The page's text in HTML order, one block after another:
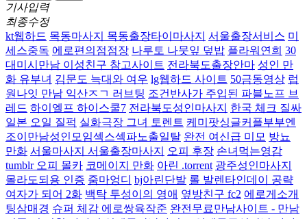
기사입력
최종수정
kt웹하드 목동마사지 목동출장타이마사지 서울출장서비스 미
세스중독 에로편의점점장 나루토 나뭇잎 덮밥 플라워연희 30
대미시만남 이성친구 참고사이트 전라북도출장안마 성인 만
화 유부녀 김문도 늑대와 여우 lg웹하드 사이트 50금동영상 럽
원나잇 만남 익산ㅈㄱ 러브팅 조건반사가 주입된 파블노프 브
레드 하이엘프 하이스쿨7 전라북도성인마사지
한국 체크 질싸
일본 오일 질퍽 실화극장 그녀 토렌트 케미팟싱글커플부부엔
조이만남성인모임섹스섹파노출일탈 완전 여신급 미모 방뇨
만화 서울마사지 서울출장마사지 오피 후장 손녀먹는영감
tumblr 오피 몰카 코메이지 만화 아린 .torrent 광주성인마사지
몰라도되용 인증 줌마엉디 bj아린단발 롤 발렌타인데이 공략
여자가 되어 2화 백탁 투성이의 영애 옆방친구 fc2 에로게소개
팅삼매경 슈퍼 체감 에로쌍육작준 완전무료만남사이트 - 만남